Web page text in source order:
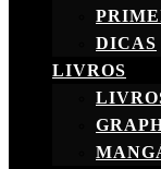
DICAS
LIVROS